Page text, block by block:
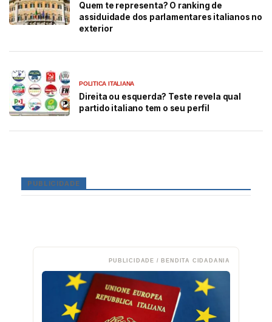
Quem te representa? O ranking de
assiduidade dos parlamentares italianos no
exterior
POLITICA ITALIANA
Direita ou esquerda? Teste revela qual
partido italiano tem o seu perfil
PUBLICIDADE
PUBLICIDADE / BENDITA CIDADANIA